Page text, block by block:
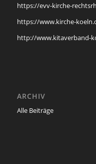
https://evv-kirche-
https://www.kirche-
http://www.kitaverband-
ARCHIV
Alle Beiträge